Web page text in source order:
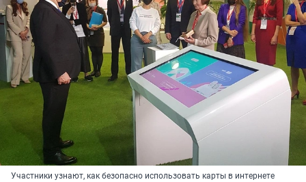
Участники узнают, как безопасно использовать карты в интернете